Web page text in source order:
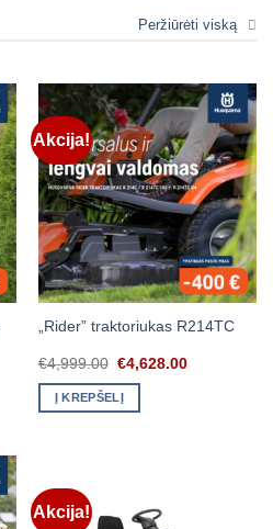
Peržiūrėti viską
Akcija!
„Rider” traktoriukas R214TC
€4,999.00 Original
was:
€4,999.00.
€4,628.00Current
Į KREPŠELĮ
Akcija!